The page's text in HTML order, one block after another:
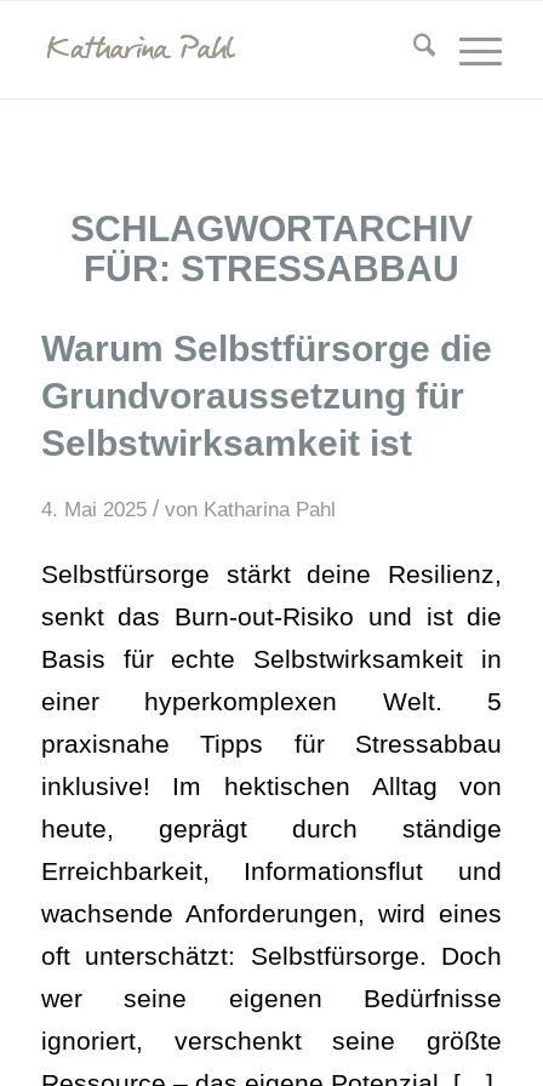
SCHLAGWORTARCHIV
FÜR: STRESSABBAU
Warum Selbstfürsorge die
Grundvoraussetzung für
Selbstwirksamkeit ist
4. Mai 2025 / von Katharina Pahl
Selbstfürsorge stärkt deine Resilienz,
senkt das Burn-out-Risiko und ist die
Basis für echte Selbstwirksamkeit in
einer hyperkomplexen Welt. 5
praxisnahe Tipps für Stressabbau
inklusive! Im hektischen Alltag von
heute, geprägt durch ständige
Erreichbarkeit, Informationsflut und
wachsende Anforderungen, wird eines
oft unterschätzt: Selbstfürsorge. Doch
wer seine eigenen Bedürfnisse
ignoriert, verschenkt seine größte